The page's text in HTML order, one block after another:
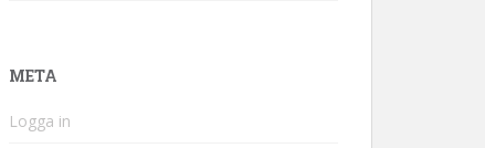
META
Logga in